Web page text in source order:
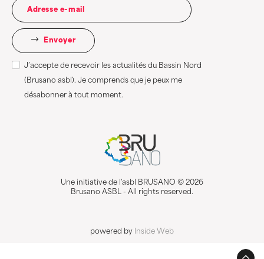
Envoyer
J’accepte de recevoir les actualités du Bassin Nord
(Brusano asbl). Je comprends que je peux me
désabonner à tout moment.
Une initiative de l'asbl BRUSANO © 2026
Brusano ASBL - All rights reserved.
powered by Inside Web